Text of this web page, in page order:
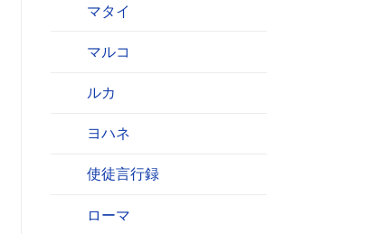
マタイ
マルコ
ルカ
ヨハネ
使徒言行録
ローマ